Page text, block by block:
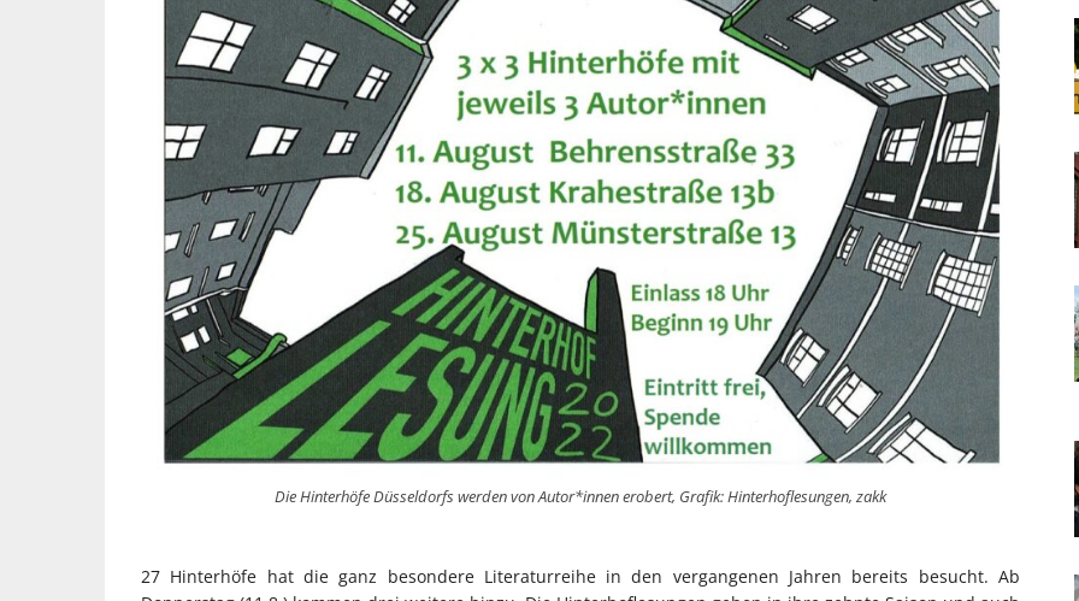
Die Hinterhöfe Düsseldorfs werden von Autor*innen erobert, Grafik: Hinterhoflesungen, zakk
27 Hinterhöfe hat die ganz besondere Literaturreihe in den vergangenen Jahren bereits besucht. Ab